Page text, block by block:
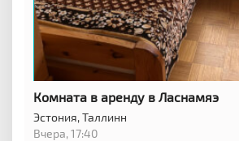
Комната в аренду в Ласнамяэ
Эстония,Таллинн
Вчера, 17:40